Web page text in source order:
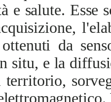
e salute.
da
situ, e la
territorio,